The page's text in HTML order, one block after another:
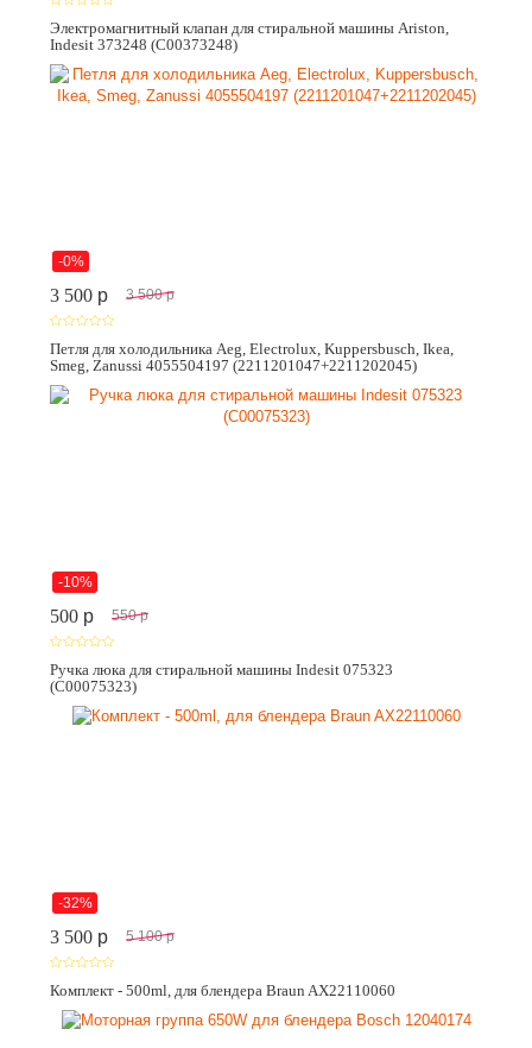
Электромагнитный клапан для стиральной машины Ariston,
Indesit 373248 (C00373248)
-0%
3 500 p 3 500 p
Петля для холодильника Aeg, Electrolux, Kuppersbusch, Ikea,
Smeg, Zanussi 4055504197 (2211201047+2211202045)
-10%
500 p 550 p
Ручка люка для стиральной машины Indesit 075323
(C00075323)
-32%
3 500 p 5 100 p
Комплект - 500ml, для блендера Braun AX22110060